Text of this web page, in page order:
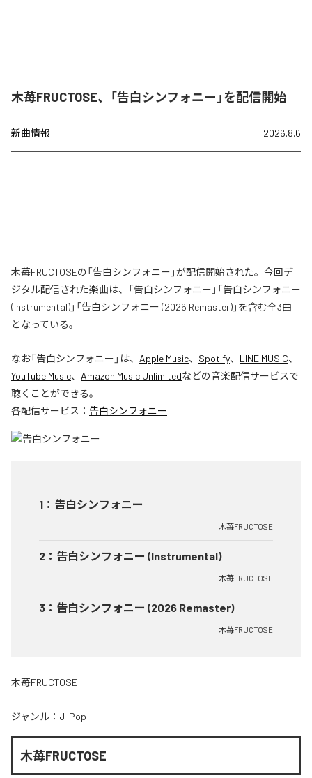
木苺FRUCTOSE、「告白シンフォニー」を配信開始
新曲情報 2026.8.6
木苺FRUCTOSEの「告白シンフォニー」が配信開始された。今回デ
ジタル配信された楽曲は、「告白シンフォニー」「告白シンフォニー
(Instrumental)」「告白シンフォニー (2026 Remaster)」を含む全3曲
となっている。
なお「告白シンフォニー 」は、 Apple Music、 Spotify、 LINE MUSIC、
YouTube Music、 Amazon Music Unlimitedなどの音楽配信サービスで
聴くことができる。
各配信サービス： 告白シンフォニー
1 ： 告白シンフォニー
木苺FRUCTOSE
2 ： 告白シンフォニー (Instrumental)
木苺FRUCTOSE
3 ： 告白シンフォニー (2026 Remaster)
木苺FRUCTOSE
木苺FRUCTOSE
ジャンル： J-Pop
木苺FRUCTOSE